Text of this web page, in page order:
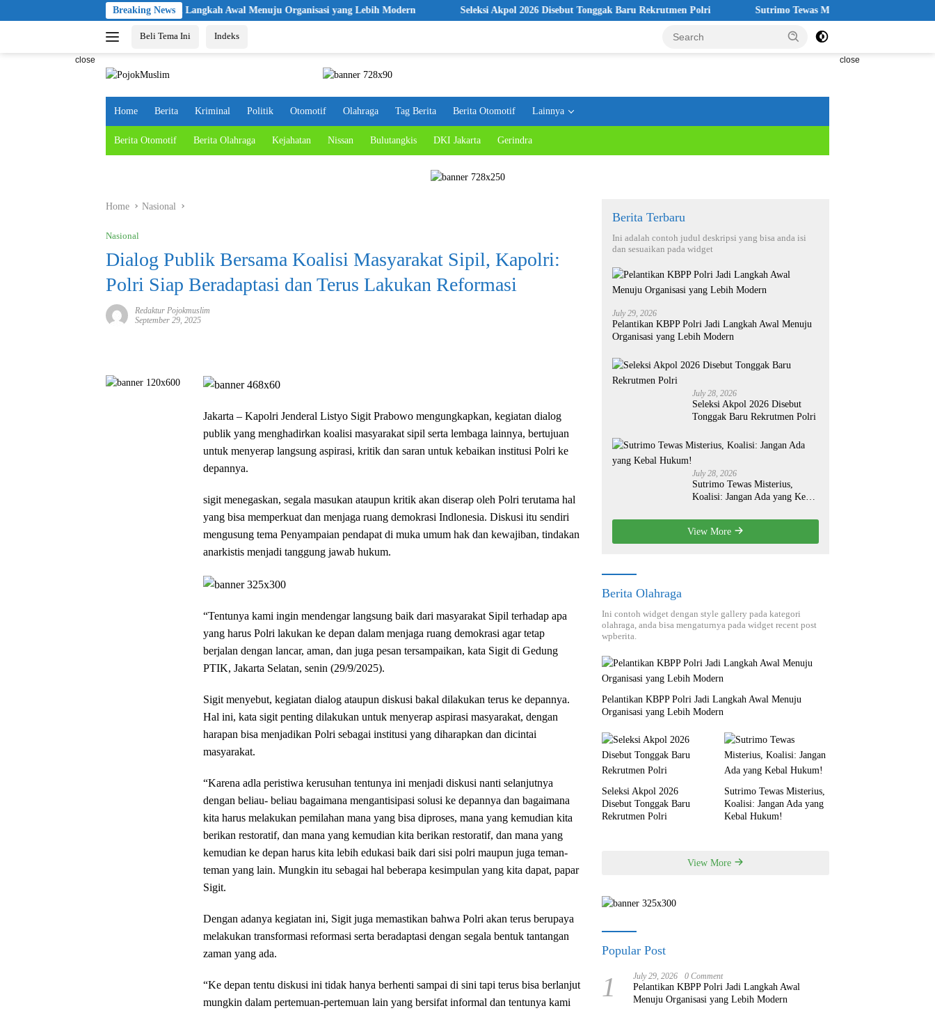
to
Breaking News
Pelantikan KBPP Polri Jadi Langkah Awal Menuju Organisasi yang Lebih Modern Seleksi Akpol 2026 Disebut Tonggak Baru Rekrutmen Polri Sutrimo Tewas Misterius, Koalisi: Jangan Ada
Beli Tema Ini Indeks
close close
Home Berita Kriminal Politik Otomotif Olahraga Tag Berita Berita Otomotif Lainnya
Berita Otomotif Berita Olahraga Kejahatan Nissan Bulutangkis DKI Jakarta Gerindra
Home Nasional
Nasional
Dialog Publik Bersama Koalisi Masyarakat Sipil, Kapolri:
Polri Siap Beradaptasi dan Terus Lakukan Reformasi
Redaktur Pojokmuslim
September 29, 2025
Jakarta – Kapolri Jenderal Listyo Sigit Prabowo mengungkapkan, kegiatan dialog
publik yang menghadirkan koalisi masyarakat sipil serta lembaga lainnya, bertujuan
untuk menyerap langsung aspirasi, kritik dan saran untuk kebaikan institusi Polri ke
depannya.
sigit menegaskan, segala masukan ataupun kritik akan diserap oleh Polri terutama hal
yang bisa memperkuat dan menjaga ruang demokrasi Indlonesia. Diskusi itu sendiri
mengusung tema Penyampaian pendapat di muka umum hak dan kewajiban, tindakan
anarkistis menjadi tanggung jawab hukum.
“Tentunya kami ingin mendengar langsung baik dari masyarakat Sipil terhadap apa
yang harus Polri lakukan ke depan dalam menjaga ruang demokrasi agar tetap
berjalan dengan lancar, aman, dan juga pesan tersampaikan, kata Sigit di Gedung
PTIK, Jakarta Selatan, senin (29/9/2025).
Sigit menyebut, kegiatan dialog ataupun diskusi bakal dilakukan terus ke depannya.
Hal ini, kata sigit penting dilakukan untuk menyerap aspirasi masyarakat, dengan
harapan bisa menjadikan Polri sebagai institusi yang diharapkan dan dicintai
masyarakat.
“Karena adla peristiwa kerusuhan tentunya ini menjadi diskusi nanti selanjutnya
dengan beliau- beliau bagaimana mengantisipasi solusi ke depannya dan bagaimana
kita harus melakukan pemilahan mana yang bisa diproses, mana yang kemudian kita
berikan restoratif, dan mana yang kemudian kita berikan restoratif, dan mana yang
kemudian ke depan harus kita lebih edukasi baik dari sisi polri maupun juga teman-
teman yang lain. Mungkin itu sebagai hal beberapa kesimpulan yang kita dapat, papar
Sigit.
Dengan adanya kegiatan ini, Sigit juga memastikan bahwa Polri akan terus berupaya
melakukan transformasi reformasi serta beradaptasi dengan segala bentuk tantangan
zaman yang ada.
“Ke depan tentu diskusi ini tidak hanya berhenti sampai di sini tapi terus bisa berlanjut
mungkin dalam pertemuan-pertemuan lain yang bersifat informal dan tentunya kami
Berita Terbaru
Ini adalah contoh judul deskripsi yang bisa anda isi
dan sesuaikan pada widget
July 29, 2026
Pelantikan KBPP Polri Jadi Langkah Awal Menuju
Organisasi yang Lebih Modern
July 28, 2026
Seleksi Akpol 2026 Disebut
Tonggak Baru Rekrutmen Polri
July 28, 2026
Sutrimo Tewas Misterius,
Koalisi: Jangan Ada yang Kebal
View More
Berita Olahraga
Ini contoh widget dengan style gallery pada kategori
olahraga, anda bisa mengaturnya pada widget recent post
wpberita.
Pelantikan KBPP Polri Jadi Langkah Awal Menuju
Organisasi yang Lebih Modern
Seleksi Akpol 2026
Disebut Tonggak Baru
Rekrutmen Polri
Sutrimo Tewas Misterius,
Koalisi: Jangan Ada yang
Kebal Hukum!
View More
Popular Post
1 July 29, 2026 0 Comment
Pelantikan KBPP Polri Jadi Langkah Awal
Menuju Organisasi yang Lebih Modern